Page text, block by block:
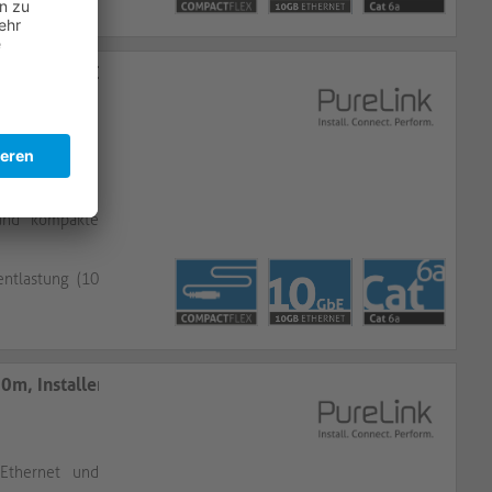
Single Cable​​​​​​​
und
kompakte
(10
InstallerPack 9 pcs​​​​​​​​​​​​​​
und